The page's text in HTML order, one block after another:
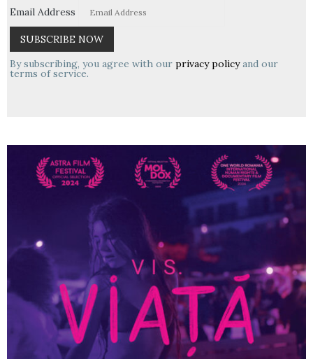
Email Address
By subscribing, you agree with our privacy policyand our
terms of service.